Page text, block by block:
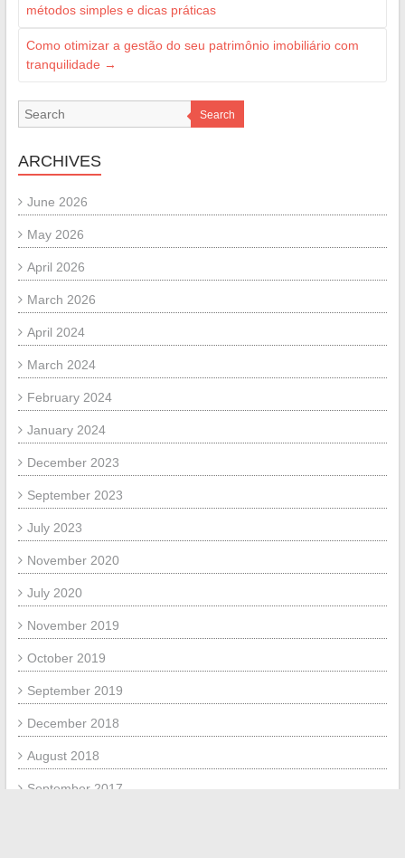
métodos simples e dicas práticas
Como otimizar a gestão do seu patrimônio imobiliário com
tranquilidade →
Search
ARCHIVES
June 2026
May 2026
April 2026
March 2026
April 2024
March 2024
February 2024
January 2024
December 2023
September 2023
July 2023
November 2020
July 2020
November 2019
October 2019
September 2019
December 2018
August 2018
September 2017